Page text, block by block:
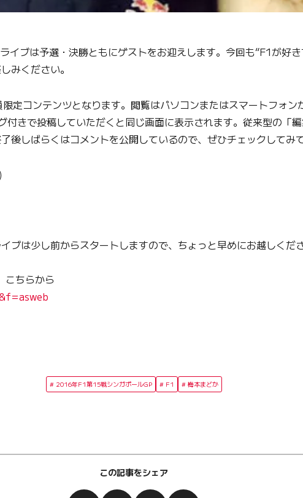
ブは予選・決勝ともにゲストをお迎えします。今回も“F1が好
みください。
定コンテンツとなります。閲覧はパソコンまたはスマートフォ
きで投稿していただくと同じ画面に表示されます。従来型の「
後しばらくはコメントを公開しているので、ぜひチェックしてみ
ブは少し前からスタートしますので、ちょっと早めにお越しくだ
こちらから
2016年F1第15戦シンガポールGP F1 梅本まどか
この記事をシェア